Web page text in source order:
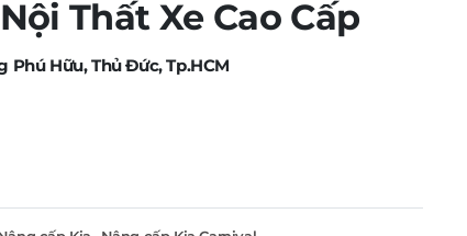
Thất Xe Cao Cấp
Phú Hữu, Thủ Đức, Tp.HCM